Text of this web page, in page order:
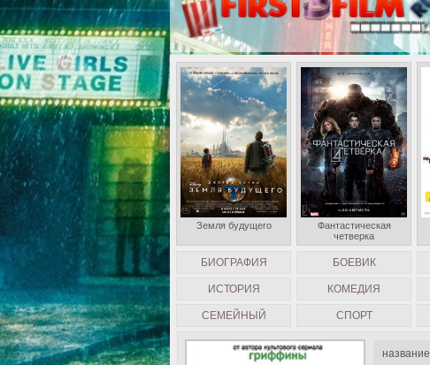
название
БИОГРАФИЯ БОЕВИК
ИСТОРИЯ КОМЕДИЯ
СЕМЕЙНЫЙ СПОРТ
Земля будущего
Фантастическая
четверка